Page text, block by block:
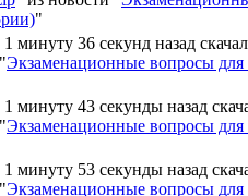
"
минуту 36 секунд назад
Экзаменационные вопросы
1 минуту 43 секунды назад
Экзаменационные вопросы
1 минуту 53 секунды назад
Экзаменационные вопросы